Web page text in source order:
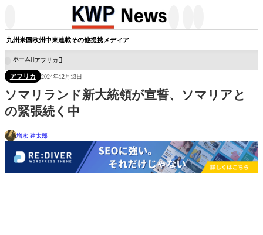
九州米国欧州中東連載その他提携メディア
ホーム アフリカ
アフリカ 2024年12月13日
ソマリランド新大統領が宣誓、ソマリアと
の緊張続く中
増永 建太郎